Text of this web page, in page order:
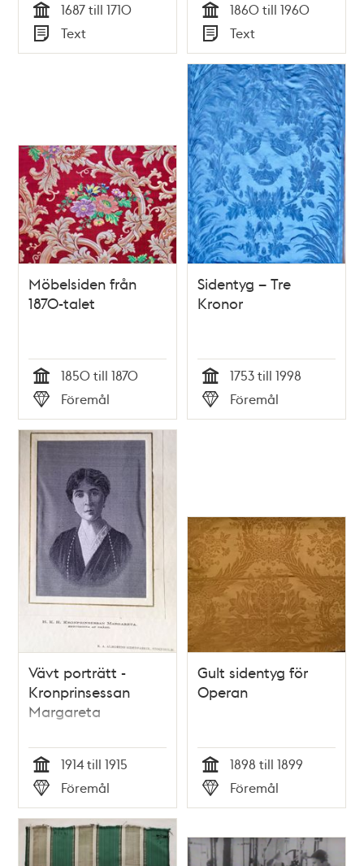
Tid
1687 till 1710
Typ
Text Tid
1860 till 1960
Typ
Text
Möbelsiden från
1870-talet
Tid
1850 till 1870
Typ
Föremål
Sidentyg – Tre
Kronor
Tid
1753 till 1998
Typ
Föremål
Vävt porträtt -
Kronprinsessan
Margareta
Tid
1914 till 1915
Typ
Föremål
Gult sidentyg för
Operan
Tid
1898 till 1899
Typ
Föremål